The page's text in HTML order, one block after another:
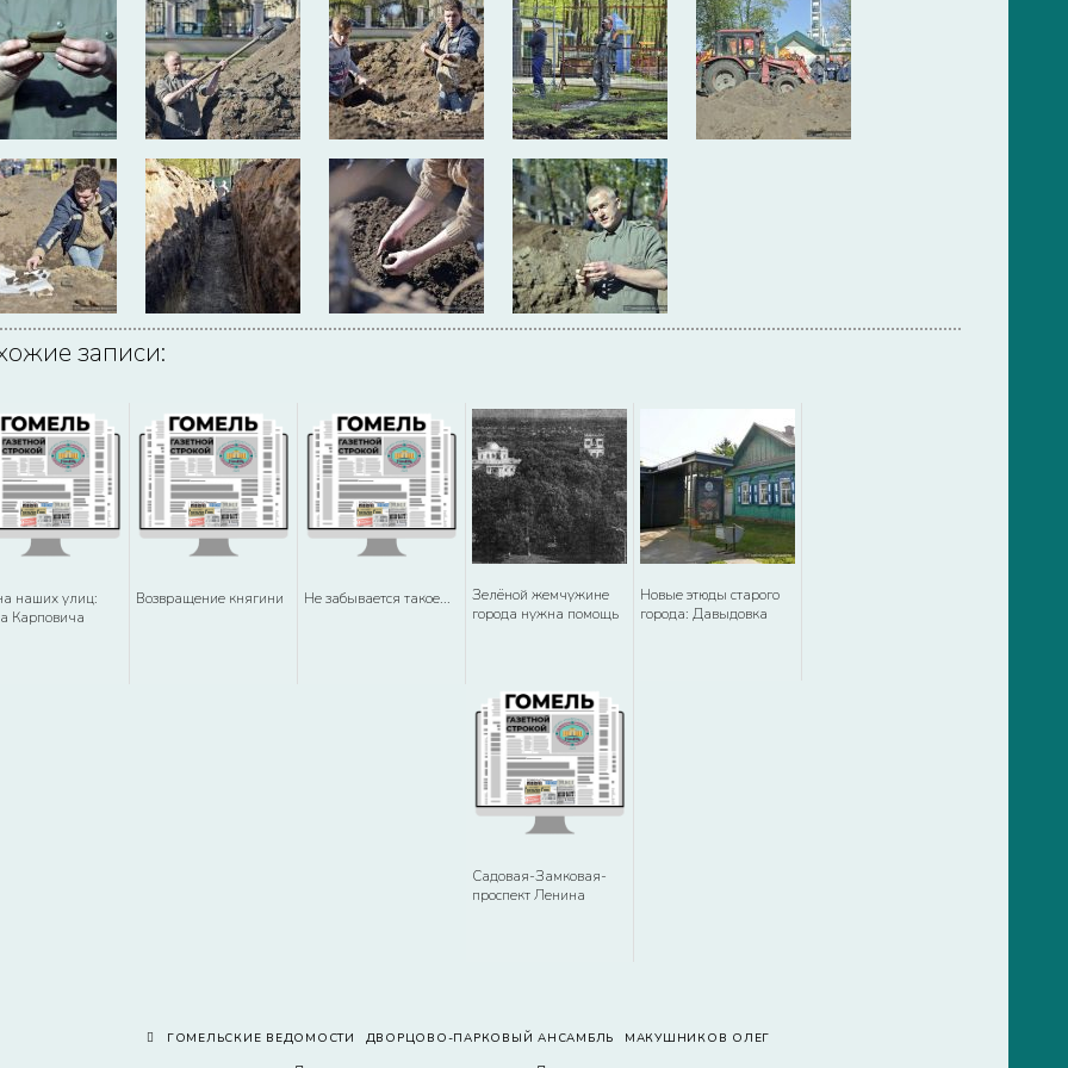
записи:
наших улиц:
Карповича
Возвращение княгини Не забывается такое...
Зелёной жемчужине
города нужна помощь
Новые этюды старого
города: Давыдовка
Садовая-Замковая-
проспект Ленина
ГОМЕЛЬСКИЕ ВЕДОМОСТИ ДВОРЦОВО-ПАРКОВЫЙ АНСАМБЛЬ МАКУШНИКОВ ОЛЕГ